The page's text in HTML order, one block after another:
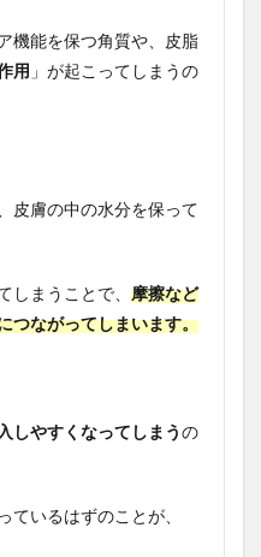
機能を保つ角質や、皮脂
用 」が起こってしまうの
皮膚の中の水分を保って
しまうことで、 摩擦など
つながってしまいます。
しやすくなってしまうの
ているはずのことが、